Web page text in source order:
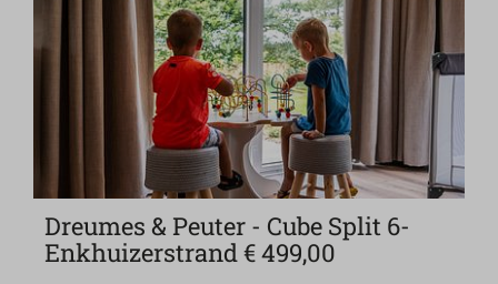
Dreumes & Peuter - Cube Split 6-
Enkhuizerstrand € 499,00